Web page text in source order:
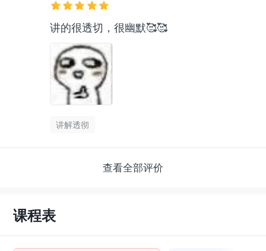
讲的很透切，很幽默🥰🥰
讲解透彻
查看全部评价
课程表